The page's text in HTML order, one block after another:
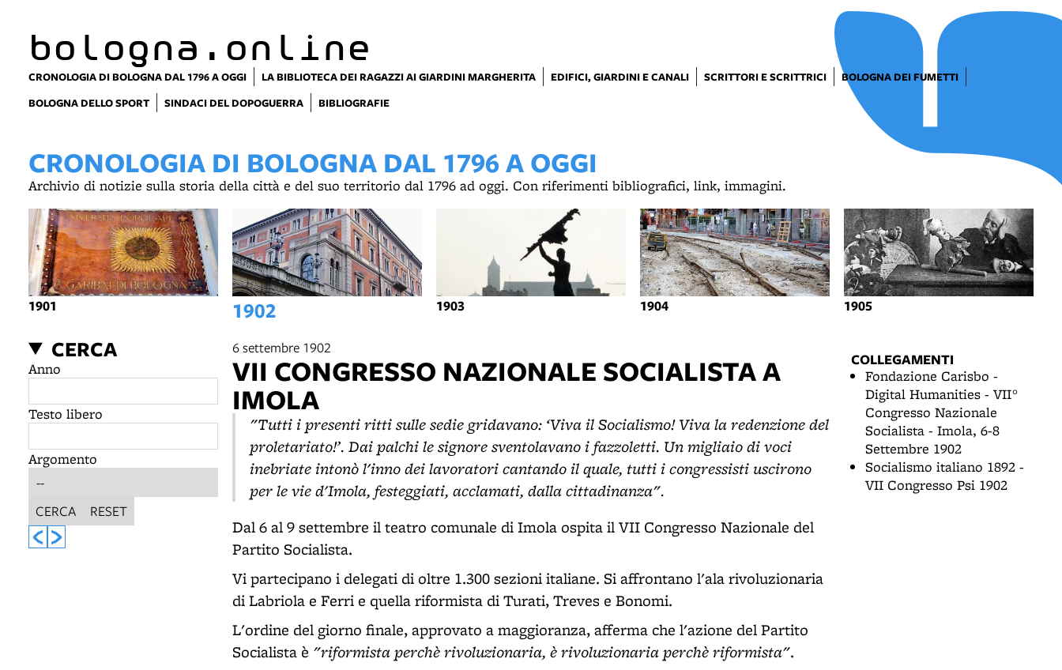
bologna.online
CRONOLOGIA DI BOLOGNA DAL 1796 A OGGI LA BIBLIOTECA DEI RAGAZZI AI GIARDINI MARGHERITA EDIFICI, GIARDINI E CANALI SCRITTORI E SCRITTRICI
BOLOGNA DEI FUMETTI
BOLOGNA DELLO SPORT
SINDACI DEL DOPOGUERRA BIBLIOGRAFIE
CRONOLOGIA DI BOLOGNA DAL 1796 A OGGI
Archivio di notizie sulla storia della città e del suo territorio dal 1796 ad oggi. Con riferimenti bibliografici, link, immagini.
1901 1902 1903 1904 1905
CERCA
Anno
Testo libero
Argomento
CERCA RESET
6 settembre 1902
VII CONGRESSO NAZIONALE SOCIALISTA A
IMOLA
"Tutti i presenti ritti sulle sedie gridavano: ‘Viva il Socialismo! Viva la redenzione del
proletariato!’. Dai palchi le signore sventolavano i fazzoletti. Un migliaio di voci
inebriate intonò l'inno dei lavoratori cantando il quale, tutti i congressisti uscirono
per le vie d'Imola, festeggiati, acclamati, dalla cittadinanza".
Dal 6 al 9 settembre il teatro comunale di Imola ospita il VII Congresso Nazionale del
Partito Socialista.
Vi partecipano i delegati di oltre 1.300 sezioni italiane. Si affrontano l'ala rivoluzionaria
di Labriola e Ferri e quella riformista di Turati, Treves e Bonomi.
L'ordine del giorno finale, approvato a maggioranza, afferma che l'azione del Partito
Socialista è "riformista perchè rivoluzionaria, è rivoluzionaria perchè riformista".
COLLEGAMENTI
Fondazione Carisbo -
Digital Humanities - VII°
Congresso Nazionale
Socialista - Imola, 6-8
Settembre 1902
Socialismo italiano 1892 -
VII Congresso Psi 1902